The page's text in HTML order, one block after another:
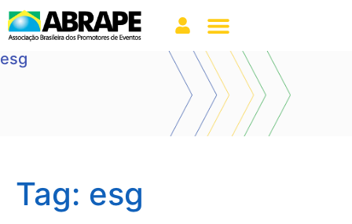
esg
Tag: esg